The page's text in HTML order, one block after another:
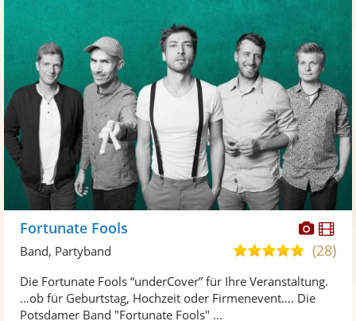
Fotos
Fortunate Fools
5,0
5
(28)
Band, Partyband
Die Fortunate Fools “underCover” für Ihre Veranstaltung.
…ob für Geburtstag, Hochzeit oder Firmenevent…. Die
Potsdamer Band "Fortunate Fools" ...